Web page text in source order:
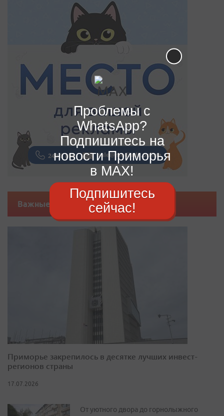
Важные новости
Приморье закрепилось в десятке лучших инвест-
регионов страны
17.07.2026
От уютного двора до горнолыжного
Проблемы с
WhatsApp?
Подпишитесь на
новости Приморья
в MAX!
Подпишитесь
сейчас!